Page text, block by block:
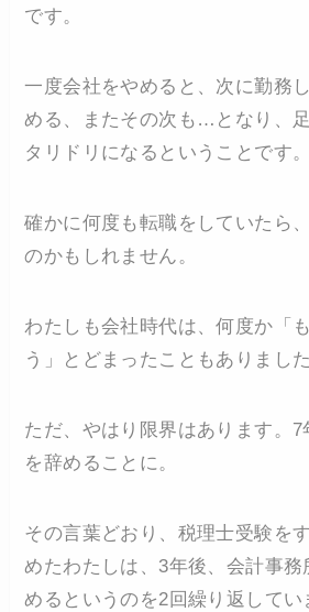
です。
一度会社をやめると、次に勤務
める、またその次も…となり、
タリドリになるということです。
確かに何度も転職をしていたら
のかもしれません。
わたしも会社時代は、何度か「
う」とどまったこともありました
ただ、やはり限界はあります。7
を辞めることに。
その言葉どおり、税理士受験を
めたわたしは、3年後、会計事務
めるというのを2回繰り返してい